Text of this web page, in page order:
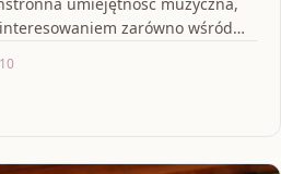
umiejętność muzyczna,
zarówno wśród